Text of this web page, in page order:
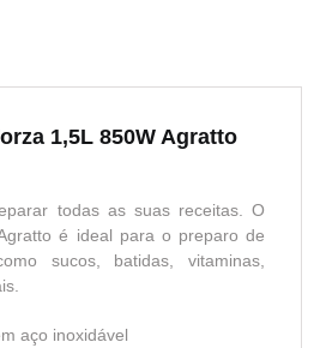
1,5L 850W Agratto
todas as suas receitas. O
é ideal para o preparo de
sucos, batidas, vitaminas,
aço inoxidável